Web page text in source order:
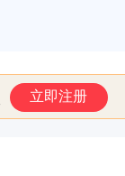
立即注册